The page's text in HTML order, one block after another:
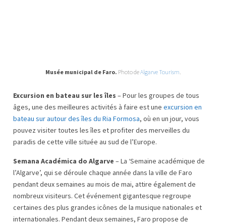
Musée municipal de Faro. Photo deAlgarve Tourism
Excursion en bateau sur les îles – Pour les groupes de tous
âges, une des meilleures activités à faire est une excursion en
bateau sur autour des îles du Ria Formosa, où en un jour, vous
pouvez visiter toutes les îles et profiter des merveilles du
paradis de cette ville située au sud de l’Europe.
Semana Académica do Algarve – La ‘Semaine académique de
l’Algarve’, qui se déroule chaque année dans la ville de Faro
pendant deux semaines au mois de mai, attire également de
nombreux visiteurs. Cet événement gigantesque regroupe
certaines des plus grandes icônes de la musique nationales et
internationales. Pendant deux semaines, Faro propose de